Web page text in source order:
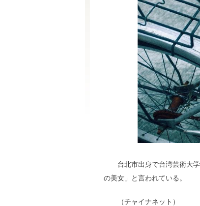
台北市出身で台湾芸術大
の美女」と言われている。
（チャイナネット）